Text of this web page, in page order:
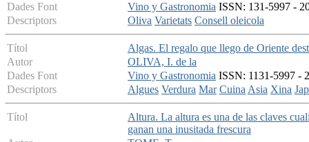
Dades Font
Vino y Gastronomia ISSN: 131-5997 -
Descriptors
Oliva Varietats Consell oleicola
Títol
Algas. El regalo que llego de Oriente
Autor
OLIVA, I. de la
Dades Font
Vino y Gastronomia ISSN: 1131-5997 -
Descriptors
Algues Verdura Mar CuinaAsia Xina
Títol
Altura. La altura es una de las claves
ganan una inusitada frescura